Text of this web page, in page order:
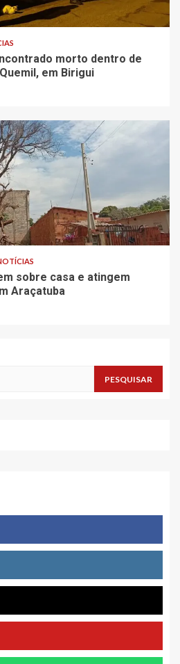
morto dentro de
em Birigui
sobre casa e atingem
Araçatuba
PESQUISAR